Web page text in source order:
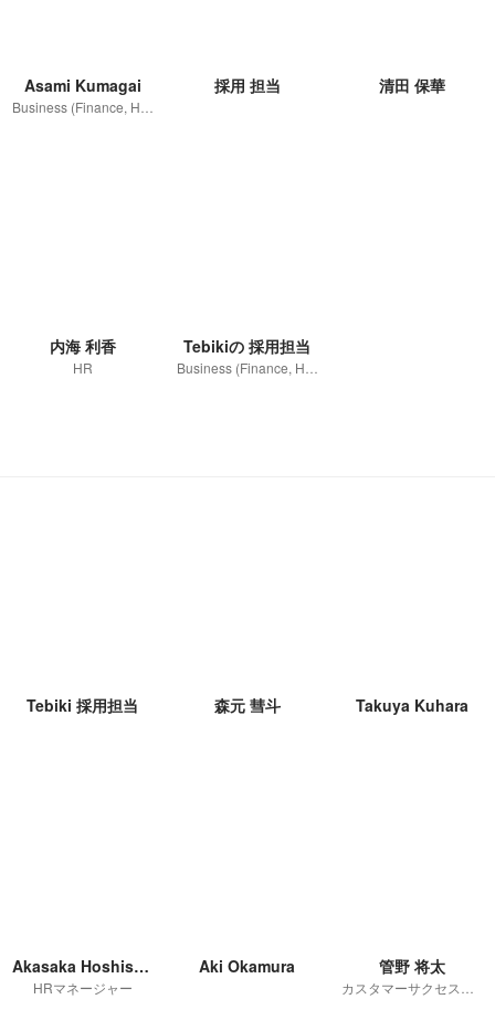
Asami Kumagai 採用 担当 清田 保華
内海 利香
HR
Tebikiの 採用担当
Tebiki 採用担当 森元 彗斗 Takuya Kuhara
Akasaka Hoshisuke
HRマネージャー
Aki Okamura 管野 将太